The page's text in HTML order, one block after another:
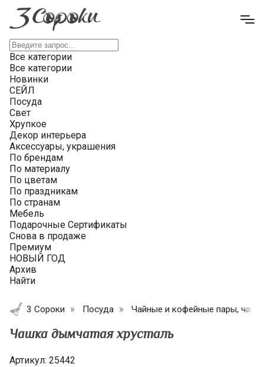
Все категории
Все категории
Новинки
СЕЙЛ
Посуда
Свет
Хрупкое
Декор интерьера
Аксессуары, украшения
По брендам
По материалу
По цветам
По праздникам
По странам
Мебель
Подарочные Сертификаты
Снова в продаже
Премиум
НОВЫЙ ГОД
Архив
Найти
3 Сороки Посуда Чайные и кофейные пары,
Чашка дымчатая хрусталь
Артикул: 25442